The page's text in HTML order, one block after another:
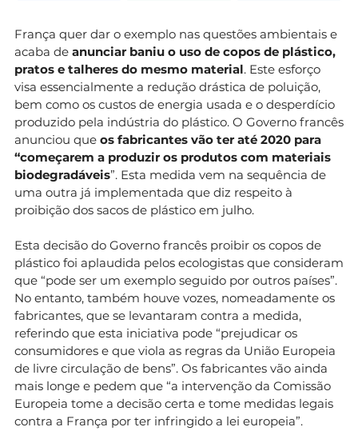
França quer dar o exemplo nas questões ambientais e
acaba de anunciar baniu o uso de copos de plástico,
pratos e talheres do mesmo material. Este esforço
visa essencialmente a redução drástica de poluição,
bem como os custos de energia usada e o desperdício
produzido pela indústria do plástico. O Governo francês
anunciou que os fabricantes vão ter até 2020 para
“começarem a produzir os produtos com materiais
biodegradáveis”. Esta medida vem na sequência de
uma outra já implementada que diz respeito à
proibição dos sacos de plástico em julho.
Esta decisão do Governo francês proibir os copos de
plástico foi aplaudida pelos ecologistas que consideram
que “pode ser um exemplo seguido por outros países”.
No entanto, também houve vozes, nomeadamente os
fabricantes, que se levantaram contra a medida,
referindo que esta iniciativa pode “prejudicar os
consumidores e que viola as regras da União Europeia
de livre circulação de bens”. Os fabricantes vão ainda
mais longe e pedem que “a intervenção da Comissão
Europeia tome a decisão certa e tome medidas legais
contra a França por ter infringido a lei europeia”.